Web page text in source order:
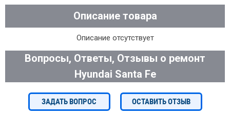
Описание товара
Описание отсутствует
Вопросы, Ответы, Отзывы о ремонт
Hyundai Santa Fe
ЗАДАТЬ ВОПРОС ОСТАВИТЬ ОТЗЫВ